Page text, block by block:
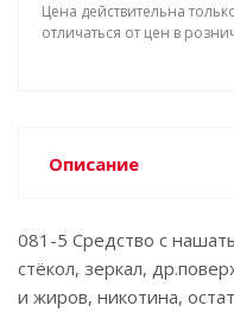
Цена действительна
отличаться от цен в
Описание
081-5 Средство с
стёкол, зеркал,
и жиров, никотина,